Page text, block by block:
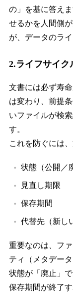
の」を基に答え
せるかを人間側
が、データのラ
2.ライフサイク
文書には必ず寿
は変わり、前提
いファイルが検
す。
これを防ぐには
状態（公開／
見直し期限
保存期間
代替先（新し
重要なのは、フ
ティ（メタデー
状態が「廃止」
保存期間が終了